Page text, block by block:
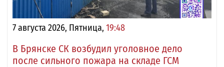
7 августа 2026, Пятница, 19:48
В Брянске СК возбудил уголовное дело
после сильного пожара на складе ГСМ